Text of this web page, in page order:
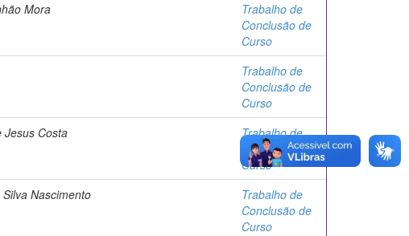
Mora
Trabalho de
Conclusão de
Curso
Trabalho de
Conclusão de
Curso
Jesus Costa
Trabalho de
Conclusão de
Curso
Nascimento
Trabalho de
Conclusão de
Curso